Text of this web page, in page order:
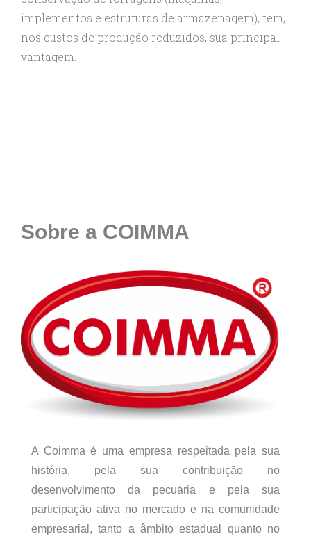
implementos e estruturas de armazenagem), tem,
nos custos de produção reduzidos, sua principal
vantagem.
Sobre a COIMMA
A Coimma é uma empresa respeitada pela sua
história, pela sua contribuição no
desenvolvimento da pecuária e pela sua
participação ativa no mercado e na comunidade
empresarial, tanto a âmbito estadual quanto no